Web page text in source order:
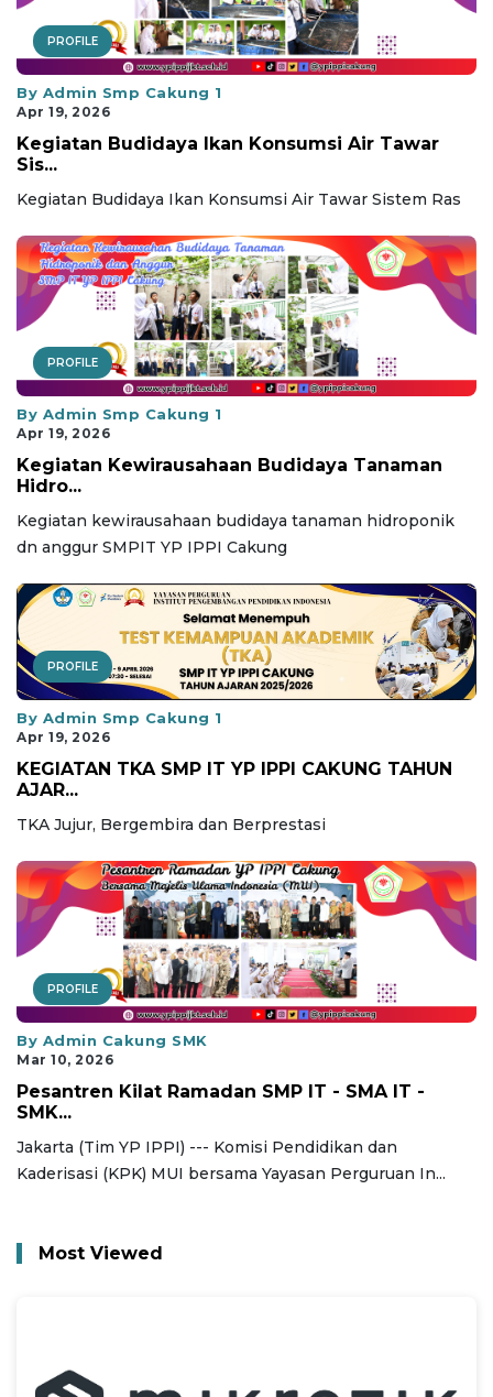
PROFILE
By Admin Smp Cakung 1
Apr 19, 2026
Kegiatan Budidaya Ikan Konsumsi Air Tawar
Sis...
Kegiatan Budidaya Ikan Konsumsi Air Tawar Sistem Ras
PROFILE
By Admin Smp Cakung 1
Apr 19, 2026
Kegiatan Kewirausahaan Budidaya Tanaman
Hidro...
Kegiatan kewirausahaan budidaya tanaman hidroponik
dn anggur SMPIT YP IPPI Cakung
PROFILE
By Admin Smp Cakung 1
Apr 19, 2026
KEGIATAN TKA SMP IT YP IPPI CAKUNG TAHUN
AJAR...
TKA Jujur, Bergembira dan Berprestasi
PROFILE
By Admin Cakung SMK
Mar 10, 2026
Pesantren Kilat Ramadan SMP IT - SMA IT -
SMK...
Jakarta (Tim YP IPPI) --- Komisi Pendidikan dan
Kaderisasi (KPK) MUI bersama Yayasan Perguruan In...
Most Viewed